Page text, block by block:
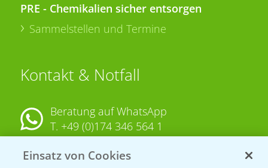
PRE - Chemikalien sicher entsorgen
Sammelstellen und Termine
Kontakt & Notfall
Beratung auf WhatsApp
T. +49 (0)174 346 564 1
KONTAKT
Einsatz von Cookies